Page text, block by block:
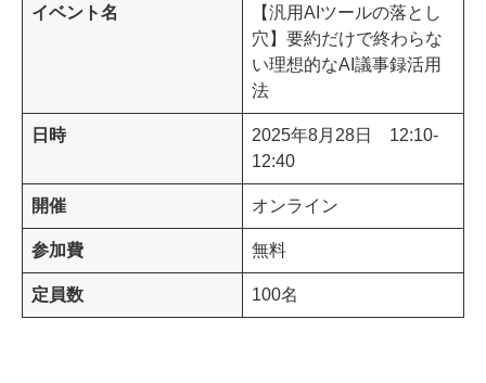
イベント名
【汎用AIツールの落とし
穴】要約だけで終わらな
い理想的なAI議事録活用
法
日時
2025年8月28日 12:10-
12:40
開催 オンライン
参加費 無料
定員数 100名